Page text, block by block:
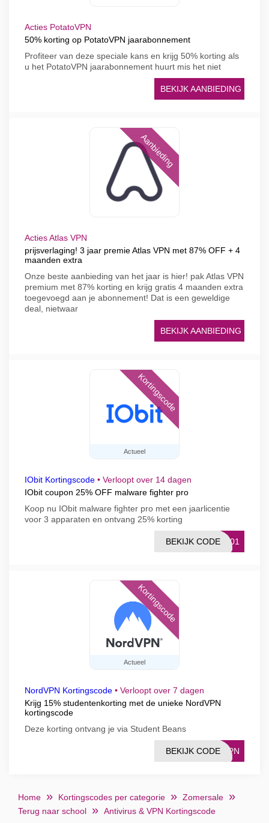
Acties PotatoVPN
50% korting op PotatoVPN jaarabonnement
Profiteer van deze speciale kans en krijg 50% korting als
u het PotatoVPN jaarabonnement huurt mis het niet
BEKIJK AANBIEDING
Aanbieding
Acties Atlas VPN
prijsverlaging! 3 jaar premie Atlas VPN met 87% OFF + 4
maanden extra
Onze beste aanbieding van het jaar is hier! pak Atlas VPN
premium met 87% korting en krijg gratis 4 maanden extra
toegevoegd aan je abonnement! Dat is een geweldige
deal, nietwaar
BEKIJK AANBIEDING
Actueel
Kortingscode
IObit Kortingscode • Verloopt over 14 dagen
IObit coupon 25% OFF malware fighter pro
Koop nu IObit malware fighter pro met een jaarlicentie
voor 3 apparaten en ontvang 25% korting
1001
BEKIJK CODE
Actueel
Kortingscode
NordVPN Kortingscode • Verloopt over 7 dagen
Krijg 15% studentenkorting met de unieke NordVPN
kortingscode
Deze korting ontvang je via Student Beans
DVPN
BEKIJK CODE
Home Kortingscodes per categorie
Zomersale
Terug naar school
Antivirus & VPN Kortingscode